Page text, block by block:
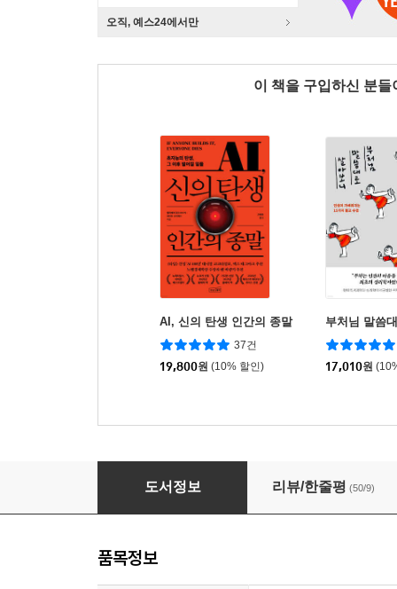
오직, 예스24에서만
이 책을 구입하신 분
AI, 신의 탄생 인간의 종말
37건
19,800원 (10% 할인)
부처님 말씀
17,010원
권력중독
도서정보 리뷰/한줄평 (50/9)
품목정보